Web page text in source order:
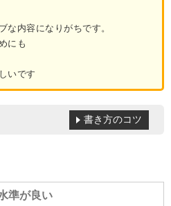
な内容になりがちです。
にも
いです
書き方のコツ